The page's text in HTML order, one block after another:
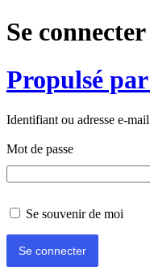
Se connecter
Propulsé
Identifiant ou adresse e-mail
Mot de passe
Se souvenir de moi